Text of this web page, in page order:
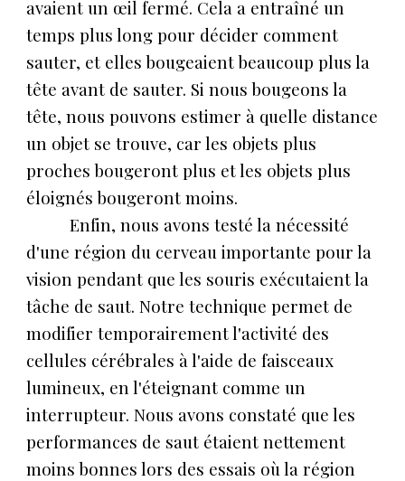
avaient un œil fermé. Cela a entraîné un
temps plus long pour décider comment
sauter, et elles bougeaient beaucoup plus la
tête avant de sauter. Si nous bougeons la
tête, nous pouvons estimer à quelle distance
un objet se trouve, car les objets plus
proches bougeront plus et les objets plus
éloignés bougeront moins.
Enfin, nous avons testé la nécessité
d'une région du cerveau importante pour la
vision pendant que les souris exécutaient la
tâche de saut. Notre technique permet de
modifier temporairement l'activité des
cellules cérébrales à l'aide de faisceaux
lumineux, en l'éteignant comme un
interrupteur. Nous avons constaté que les
performances de saut étaient nettement
moins bonnes lors des essais où la région